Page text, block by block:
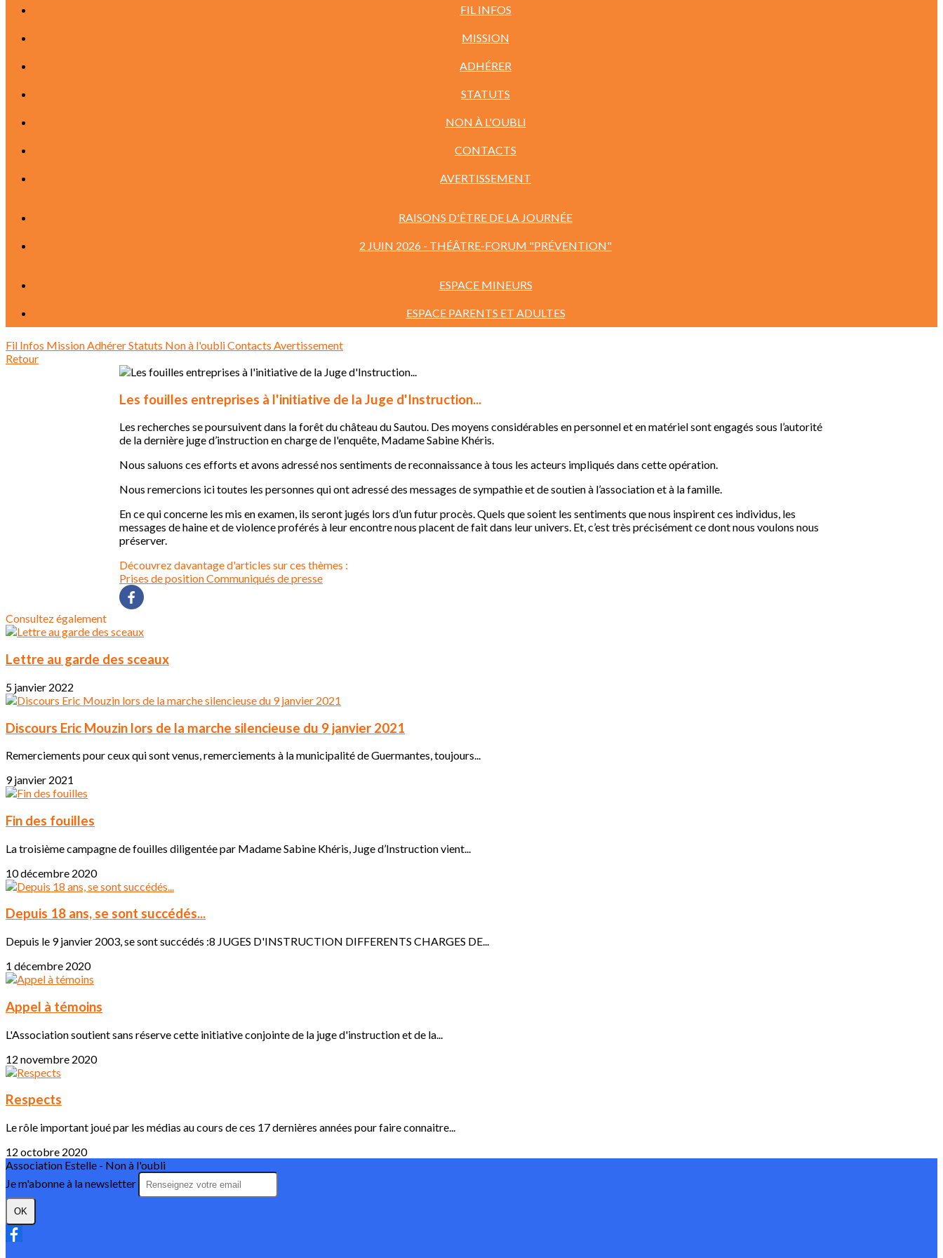
FIL INFOS
MISSION
ADHÉRER
STATUTS
NON À L'OUBLI
CONTACTS
AVERTISSEMENT
RAISONS D'ÊTRE DE LA JOURNÉE
2 JUIN 2026 - THÉÂTRE-FORUM "PRÉVENTION"
ESPACE MINEURS
ESPACE PARENTS ET ADULTES
Fil Infos MissionAdhérerStatuts Non à l'oubliContacts Avertissement
Retour
Les fouilles entreprises à l'initiative de la Juge d'Instruction...
Les recherches se poursuivent dans la forêt du château du Sautou. Des moyens considérables en personnel et en matériel sont engagés sous l’autorité
de la dernière juge d’instruction en charge de l'enquête, Madame Sabine Khéris.
Nous saluons ces efforts et avons adressé nos sentiments de reconnaissance à tous les acteurs impliqués dans cette opération.
Nous remercions ici toutes les personnes qui ont adressé des messages de sympathie et de soutien à l’association et à la famille.
En ce qui concerne les mis en examen, ils seront jugés lors d’un futur procès. Quels que soient les sentiments que nous inspirent ces individus, les
messages de haine et de violence proférés à leur encontre nous placent de fait dans leur univers. Et, c’est très précisément ce dont nous voulons nous
préserver.
Découvrez davantage d'articles sur ces thèmes :
Prises de positionCommuniqués de presse
Consultez également
Lettre au garde des sceaux
5 janvier 2022
Discours Eric Mouzin lors de la marche silencieuse du 9 janvier 2021
Remerciements pour ceux qui sont venus, remerciements à la municipalité de Guermantes, toujours...
9 janvier 2021
Fin des fouilles
La troisième campagne de fouilles diligentée par Madame Sabine Khéris, Juge d’Instruction vient...
10 décembre 2020
Depuis 18 ans, se sont succédés...
Depuis le 9 janvier 2003, se sont succédés :8 JUGES D'INSTRUCTION DIFFERENTS CHARGES DE...
1 décembre 2020
Appel à témoins
L'Association soutient sans réserve cette initiative conjointe de la juge d'instruction et de la...
12 novembre 2020
Respects
Le rôle important joué par les médias au cours de ces 17 dernières années pour faire connaitre...
12 octobre 2020
Association Estelle - Non à l'oubli
Je m'abonne à la newsletter
OK